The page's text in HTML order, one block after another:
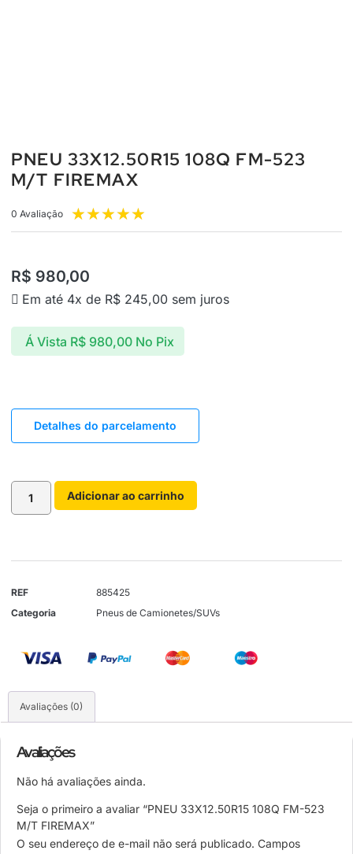
PNEU 33X12.50R15 108Q FM-523
M/T FIREMAX
0 Avaliação ★★★★★
R$ 980,00
Em até 4x de R$ 245,00 sem juros
Á Vista R$980,00 No Pix
Detalhes do parcelamento
Adicionar ao carrinho
REF
885425
Categoria
Pneus de Camionetes/SUVs
Avaliações (0)
Avaliações
Não há avaliações ainda.
Seja o primeiro a avaliar “PNEU 33X12.50R15 108Q FM-523
M/T FIREMAX”
O seu endereço de e-mail não será publicado. Campos